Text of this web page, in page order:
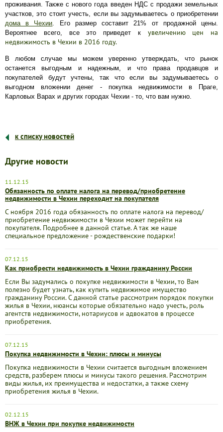
проживания. Также с нового года введен НДС с продажи земельных
участков, это стоит учесть, если вы задумываетесь о приобретении
дома в Чехии. Его размер составит 21% от продажной цены.
Вероятнее всего, все это приведет к увеличению цен на
недвижимость в Чехии в 2016 году.
В любом случае мы можем уверенно утверждать, что рынок
останется выгодным и надежным, и что права продавцов и
покупателей будут учтены, так что если вы задумываетесь о
выгодном вложении денег - покупка недвижимости в Праге,
Карловых Варах и других городах Чехии - то, что вам нужно.
к списку новостей
Другие новости
11.12.15
Обязанность по оплате налога на перевод/приобретение
недвижимости в Чехии переходит на покупателя
С ноября 2016 года обязанность по оплате налога на перевод/
приобретение недвижимости в Чехии может перейти на
покупателя. Подробнее в данной статье. А так же наше
специальное предложение - рождественские подарки!
07.12.15
Как приобрести недвижимость в Чехии гражданину России
Если Вы задумались о покупке недвижимости в Чехии, то Вам
полезно будет узнать, как купить недвижимое имущество
гражданину России. С данной статье рассмотрим порядок покупки
жилья в Чехии, нюансы которые обязательно надо учесть, роль
агентств недвижимости, нотариусов и адвокатов в процессе
приобретения.
07.12.15
Покупка недвижимости в Чехии: плюсы и минусы
Покупка недвижимости в Чехии считается выгодным вложением
средств, разберем плюсы и минусы такого решения. Рассмотрим
виды жилья, их преимущества и недостатки, а также схему
приобретения жилья в Чехии.
02.12.15
ВНЖ в Чехии при покупке недвижимости